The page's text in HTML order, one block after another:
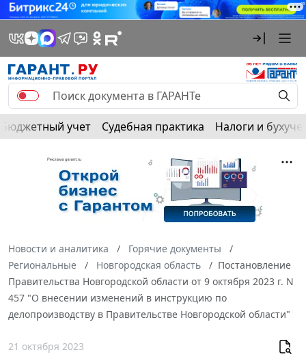
Бюджетный учет Судебная практика Налоги и
Новости и аналитика
Горячие документы
Региональные
Новгородская область
Постановление
Правительства Новгородской области от 9 октября 2023 г. N
457 "О внесении изменений в инструкцию по
делопроизводству в Правительстве Новгородской области"
21 октября 2023